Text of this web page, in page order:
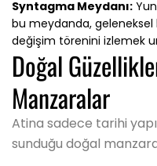
Syntagma Meydanı:
bu meydanda, geleneksel
değişim törenini izlemek
Doğal
Manzaralar
Atina sadece tarihi
sunduğu doğal